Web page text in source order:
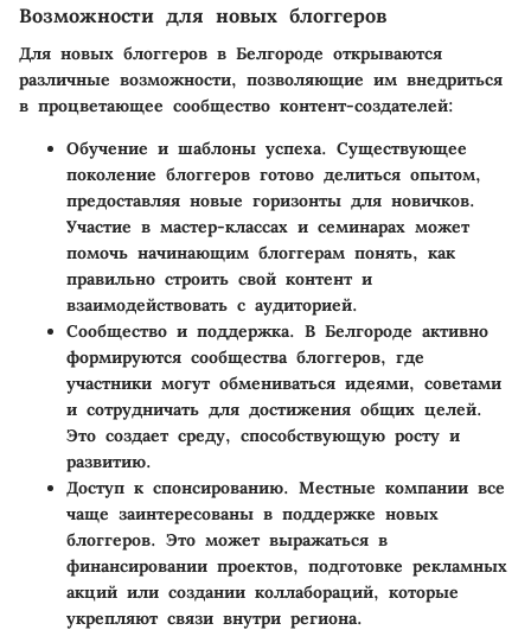
Возможности для новых блоггеров
Для новых блоггеров в Белгороде открываются
различные возможности, позволяющие им внедриться
в процветающее сообщество контент-создателей:
Обучение и шаблоны успеха. Существующее
поколение блоггеров готово делиться опытом,
предоставляя новые горизонты для новичков.
Участие в мастер-классах и семинарах может
помочь начинающим блоггерам понять, как
правильно строить свой контент и
взаимодействовать с аудиторией.
Сообщество и поддержка. В Белгороде активно
формируются сообщества блоггеров, где
участники могут обмениваться идеями, советами
и сотрудничать для достижения общих целей.
Это создает среду, способствующую росту и
развитию.
Доступ к спонсированию. Местные компании все
чаще заинтересованы в поддержке новых
блоггеров. Это может выражаться в
финансировании проектов, подготовке рекламных
акций или создании коллабораций, которые
укрепляют связи внутри региона.